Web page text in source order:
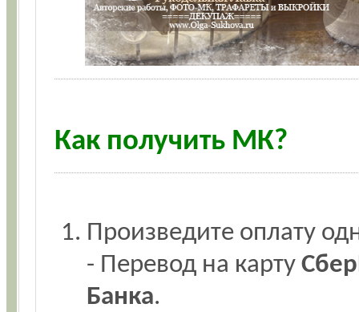
Как получить МК?
Произведите оплату
- Перевод на карту
Банка.